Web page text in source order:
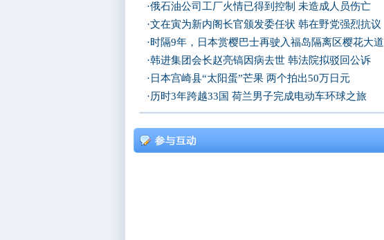
·俄石油公司工厂火情已得到控制 未造成人员伤亡
·文在寅为新内阁长官颁发委任状 韩在野党强烈抗议
·时隔9年，日本赏樱巴士再驶入福岛隔离区樱花大道
·韩进集团会长赵亮镐因病去世 韩法院拟驳回公诉
· 日本宫崎县“太阳蛋”芒果 两个拍出50万日元
·历时3年跨越33国 荷兰男子完成电动车环球之旅